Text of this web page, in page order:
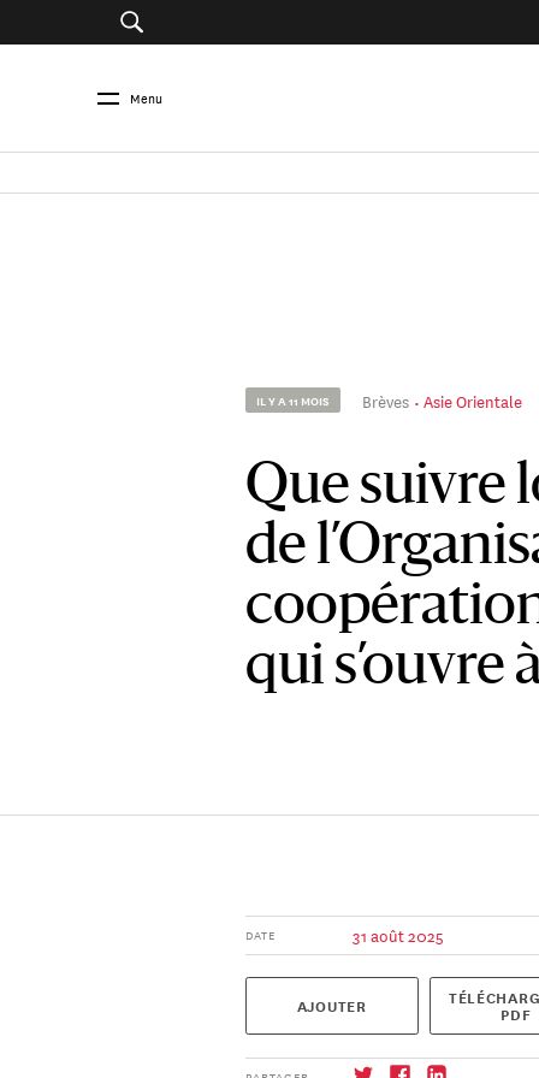
Menu
IL Y A 11 MOIS Brèves Asie Orientale
Que suivre
de
qui s’ouvre
DATE 31 août 2025
AJOUTER PDF